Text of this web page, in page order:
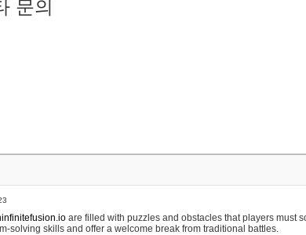
문의
are filled with puzzles and obstacles that players must
solving skills and offer a welcome break from traditional battles.